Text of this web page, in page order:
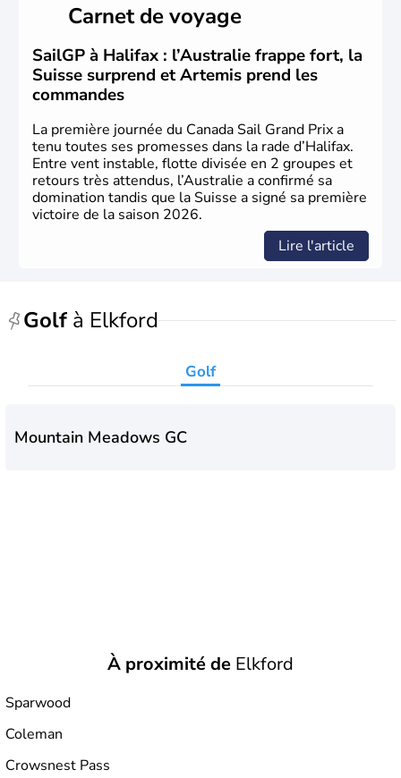
territoire de la ville de Québec, le Canada passe ensuite
sous le contrôle des Britanniques. L'indépendance du
pays a été obtenue au cours d'un long processus qui s'est
étalé de 1867 à 1982. Le peuple autochtone des Inuits,
aujourd'hui appelé Eskimos, n'est découvert qu'au début
du XXème siècle lors d'une expédition dans le Grand
Nord.
Carnet de voyage
SailGP à Halifax : l’Australie frappe fort, la
Suisse surprend et Artemis prend les
commandes
La première journée du Canada Sail Grand Prix a
tenu toutes ses promesses dans la rade d’Halifax.
Entre vent instable, flotte divisée en 2 groupes et
retours très attendus, l’Australie a confirmé sa
domination tandis que la Suisse a signé sa première
victoire de la saison 2026.
Lire l'article
Golf à Elkford
Golf
Mountain Meadows GC
À proximité de Elkford
Sparwood
Coleman
Crowsnest Pass